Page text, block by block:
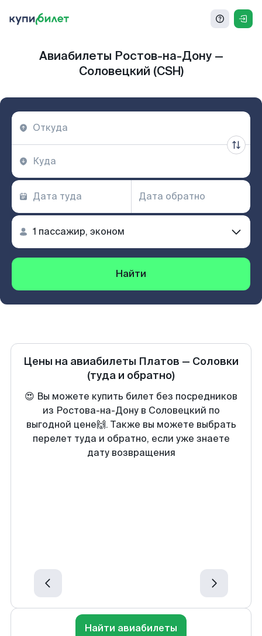
Авиабилеты Ростов-на-Дону —
Соловецкий (CSH)
Найти
Цены на авиабилеты Платов — Соловки
(туда и обратно)
😍 Вы можете купить билет без посредников
из Ростова-на-Дону в Соловецкий по
выгодной цене🙌. Также вы можете выбрать
перелет туда и обратно, если уже знаете
дату возвращения
Найти авиабилеты